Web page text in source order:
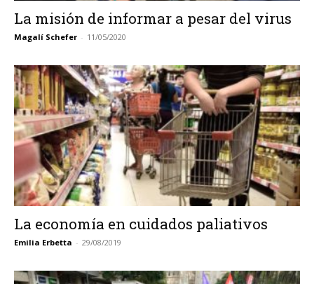
La misión de informar a pesar del virus
Magalí Schefer - 11/05/2020
La economía en cuidados paliativos
Emilia Erbetta - 29/08/2019